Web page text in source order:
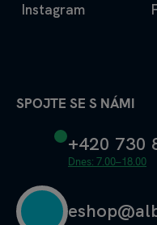
Instagram
SPOJTE SE S NÁMI
+420 730
Dnes: 7.00–18.00